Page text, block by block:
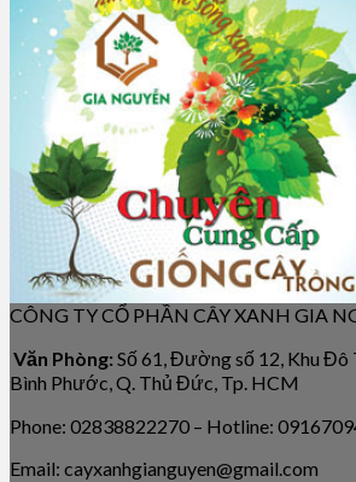
CÔNG TY CỔ PHẦN CÂY XANH GIA
Văn Phòng: Số 61, Đường số 12, Khu Đô
Bình Phước, Q. Thủ Đức, Tp. HCM
Phone: 02838822270 – Hotline:
Email: cayxanhgianguyen@gmail.com